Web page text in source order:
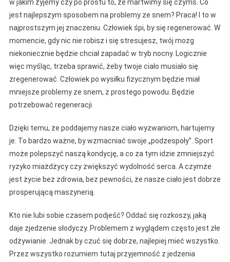
w jakim żyjemy czy po prostu to, że martwimy się czymś. Co
jest najlepszym sposobem na problemy ze snem? Praca! I to w
najprostszym jej znaczeniu. Człowiek śpi, by się regenerować. W
momencie, gdy nic nie robisz i się stresujesz, twój mozg
niekoniecznie będzie chciał zapadać w tryb nocny. Logicznie
więc myśląc, trzeba sprawić, żeby twoje ciało musiało się
zregenerować. Człowiek po wysiłku fizycznym będzie miał
mniejsze problemy ze snem, z prostego powodu. Będzie
potrzebować regeneracji.
Dzięki temu, że poddajemy nasze ciało wyzwaniom, hartujemy
je. To bardzo ważne, by wzmacniać swoje „podzespoły”. Sport
może polepszyć naszą kondycję, a co za tym idzie zmniejszyć
ryzyko miażdżycy czy zwiększyć wydolność serca. A czymże
jest życie bez zdrowia, bez pewności, że nasze ciało jest dobrze
prosperującą maszynerią.
Kto nie lubi sobie czasem podjeść? Oddać się rozkoszy, jaką
daje zjedzenie słodyczy. Problemem z wyglądem często jest złe
odżywianie. Jednak by czuć się dobrze, najlepiej mieć wszystko.
Przez wszystko rozumiem tutaj przyjemność z jedzenia